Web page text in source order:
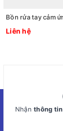
Bồn rửa tay cảm
Liên hệ
Nhậnthông tin